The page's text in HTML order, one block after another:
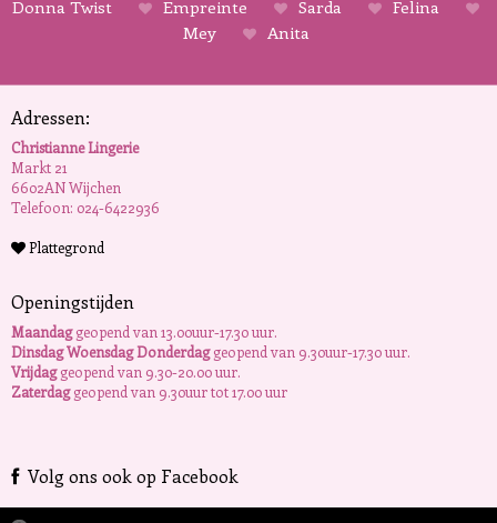
Donna Twist
Empreinte Sarda
Felina
Mey
Anita
Adressen:
Christianne Lingerie
Markt 21
6602AN Wijchen
Telefoon: 024-6422936
Plattegrond
Openingstijden
Maandaggeopend van 13.00uur-17.30 uur.
Dinsdag Woensdag Donderdaggeopend van 9.30uur-17.30 uur.
Vrijdaggeopend van 9.30-20.00 uur.
Zaterdaggeopend van 9.30uur tot 17.00 uur
Volg ons ook op Facebook